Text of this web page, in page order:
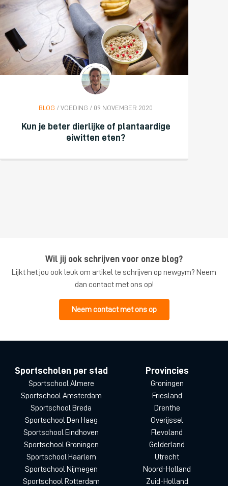
BLOG / VOEDING / 09 NOVEMBER 2020
Kun je beter dierlijke of plantaardige
eiwitten eten?
Wil jij ook schrijven voor onze blog?
Lijkt het jou ook leuk om artikel te schrijven op newgym? Neem
dan contact met ons op!
Neem contact met ons op
Sportscholen per stad
Sportschool Almere
Sportschool Amsterdam
Sportschool Breda
Sportschool Den Haag
Sportschool Eindhoven
Sportschool Groningen
Sportschool Haarlem
Sportschool Nijmegen
Sportschool Rotterdam
Provincies
Groningen
Friesland
Drenthe
Overijssel
Flevoland
Gelderland
Utrecht
Noord-Holland
Zuid-Holland